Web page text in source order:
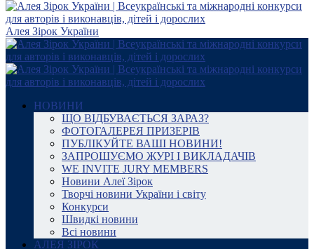
Алея Зірок України
НОВИНИ
ЩО ВІДБУВАЄТЬСЯ ЗАРАЗ?
ФОТОГАЛЕРЕЯ ПРИЗЕРІВ
ПУБЛІКУЙТЕ ВАШІ НОВИНИ!
ЗАПРОШУЄМО ЖУРІ І ВИКЛАДАЧІВ
WE INVITE JURY MEMBERS
Новини Алеї Зірок
Творчі новини України і світу
Конкурси
Швидкі новини
Всі новини
АЛЕЯ ЗІРОК